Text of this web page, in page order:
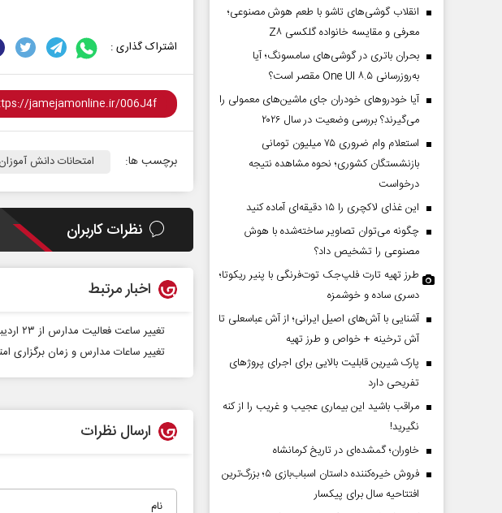
اشتراک گذاری :
برچسب ها: امتحانات دانش‌ آموزان
نظرات کاربران
اخبار مرتبط
تغییر ساعت فعالیت مدارس از ۲۳ اردیبهشت اجرایی می‌شود
تغییر ساعات مدارس و زمان برگزاری
ارسال نظرات
انقلاب گوشی‌های تاشو‌ با طعم هوش مصنوعی؛
معرفی و مقایسه خانواده گلکسی Z۸
بحران باتری در گوشی‌های سامسونگ؛ آیا
به‌روزرسانی One UI ۸.۵ مقصر است؟
آیا خودروهای خودران جای ماشین‌های معمولی را
می‌گیرند؟ بررسی وضعیت در سال ۲۰۲۶
استعلام وام ضروری ۷۵ میلیون تومانی
بازنشستگان کشوری؛ نحوه مشاهده نتیجه
درخواست
این غذای لاکچری را ۱۵ دقیقه‌ای آماده کنید
چگونه می‌توان تصاویر ساخته‌شده با هوش
مصنوعی را تشخیص داد؟
طرز تهیه تارت فلپ‌جک توت‌فرنگی با پنیر ریکوتا؛
دسری ساده و خوشمزه
آشنایی با آش‌های اصیل ایرانی؛ از آش عباسعلی تا
آش ترخینه + خواص و طرز تهیه
پارک شیرین قابلیت‌ بالایی برای اجرای پروژهای
تفریحی دارد
مراقب باشید این بیماری عجیب و غریب را از کنه
نگیرید!
خاوران؛ گمشده‌ای در تاریخ کرمانشاه
فروش خیره‌کننده داستان اسباب‌بازی ۵؛ بزرگ‌ترین
افتتاحیه سال برای پیکسارکوتاه‏‌مدت و
اربعین نماد مقاومت در برابر